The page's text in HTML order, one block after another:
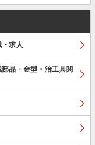
求人
品・金型・治工具関